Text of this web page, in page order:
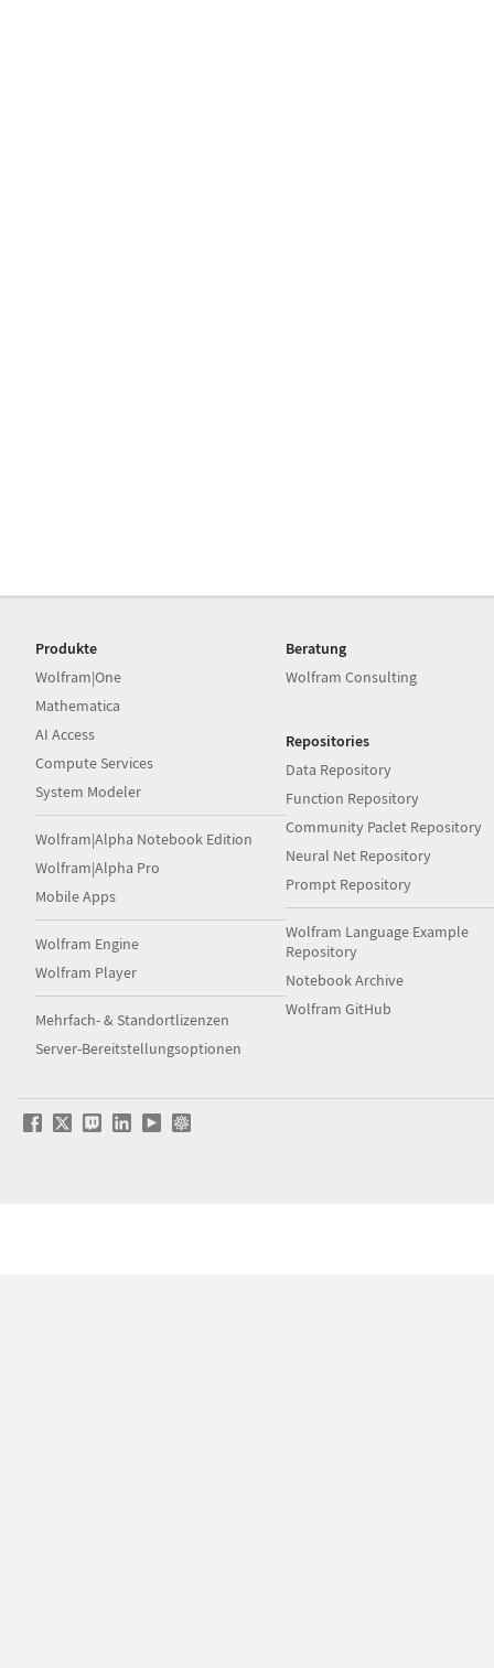
Produkte
Wolfram|One
Mathematica
AI Access
Compute Services
System Modeler
Wolfram|Alpha Notebook Edition
Wolfram|Alpha Pro
Mobile Apps
Wolfram Engine
Wolfram Player
Mehrfach- & Standortlizenzen
Server-Bereitstellungsoptionen
Beratung
Wolfram Consulting
Repositories
Data Repository
Function Repository
Community Paclet Repository
Neural Net Repository
Prompt Repository
Wolfram Language Example
Repository
Notebook Archive
Wolfram GitHub